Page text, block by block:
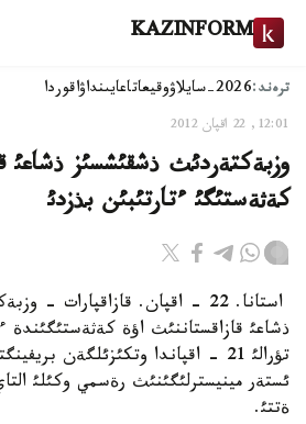
KAZINFORM
ترەند:2026-سايلاۋ وقيعاتاعايىنداۋاقوردا
12:01, 22 اقپان 2012
وزبةكتةردئث ذشقئشسئز ذشاعئ
كةثةستئگئ ءتارتئبئن بذزدئ
استانا. 22 - اقپان. قازاقپارات
ذشاعئ قازاقستاننئث اؤة كةثةستئگئندة
تؤرالئ 21 - اقپاندا وتكئزئلگةن
ئستةر مينيسترلئگئنئث رةسمي وكئلئ التاي
ةتتئ.